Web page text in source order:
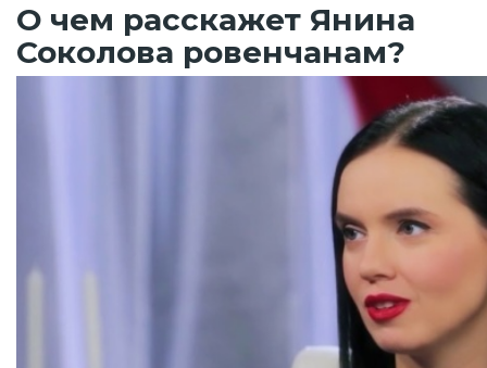
О чем расскажет Янина
Соколова ровенчанам?